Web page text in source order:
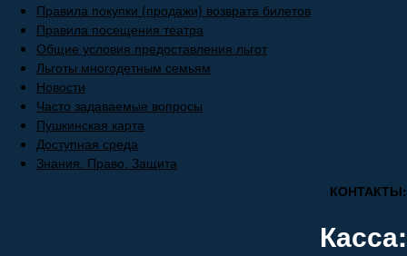
Правила покупки (продажи) возврата билетов
Правила посещения театра
Общие условия предоставления льгот
Льготы многодетным семьям
Новости
Часто задаваемые вопросы
Пушкинская карта
Доступная среда
Знания. Право. Защита
КОНТАКТЫ:
Касса: